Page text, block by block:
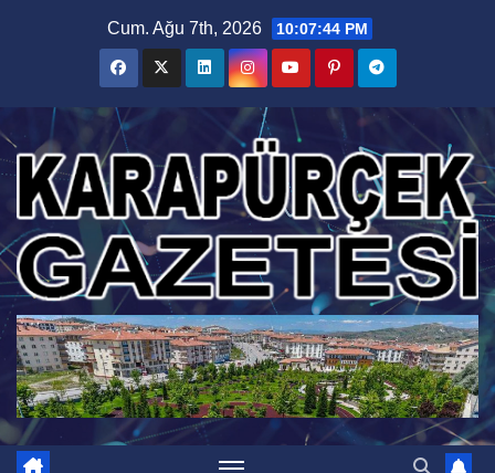
Cum. Ağu 7th, 2026 10:07:46 PM